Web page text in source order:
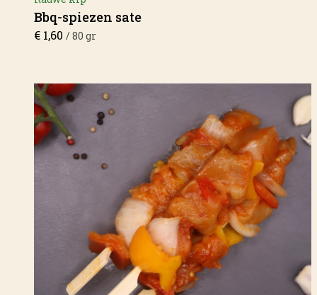
Bbq-spiezen sate
€ 1,60 / 80 gr